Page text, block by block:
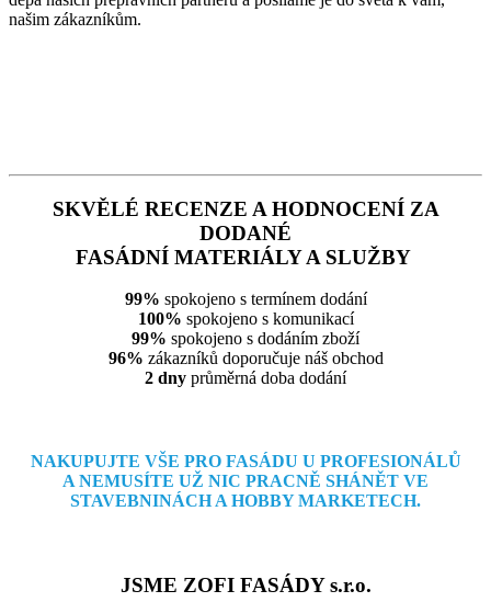
našim zákazníkům.
SKVĚLÉ RECENZE A HODNOCENÍ ZA
DODANÉ
FASÁDNÍ MATERIÁLY A SLUŽBY
99% spokojeno s termínem dodání
100% spokojeno s komunikací
99% spokojeno s dodáním zboží
96% zákazníků doporučuje náš obchod
2 dny průměrná doba dodání
NAKUPUJTE VŠE PRO FASÁDU U PROFESIONÁLŮ
A NEMUSÍTE UŽ NIC PRACNĚ SHÁNĚT VE
STAVEBNINÁCH A HOBBY MARKETECH.
JSME ZOFI FASÁDY s.r.o.